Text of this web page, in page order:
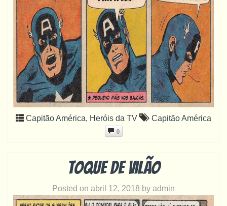
Capitão América, Heróis da TV Capitão América
0
Toque de vilão
Posted on abril 12, 2018 by admin